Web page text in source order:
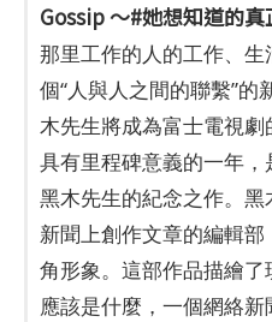
Gossip ～#她想知道的
那里工作的人的工作、
個“人與人之間的聯繫”
木先生將成為富士電視
具有里程碑意義的一年
黑木先生的紀念之作。
新聞上創作文章的編輯
角形象。這部作品描繪
應該是什麼，一個網絡